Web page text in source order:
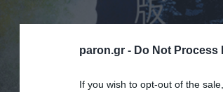
paron.gr - Do Not Process
If you wish to opt-out of the